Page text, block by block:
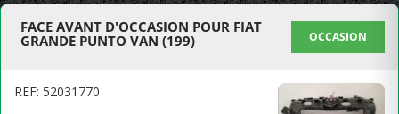
FACE AVANT D'OCCASION POUR FIAT
GRANDE PUNTO VAN (199)
OCCASION
REF: 52031770